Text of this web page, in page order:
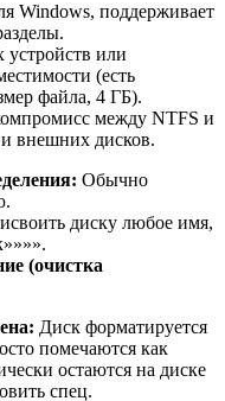
Windows, поддерживает
устройств или
(есть
файла, 4 ГБ).
между NTFS и
внешних дисков.
Обычно
диску любое имя,
(очистка
Диск форматируется
помечаются как
остаются на диске
спец.